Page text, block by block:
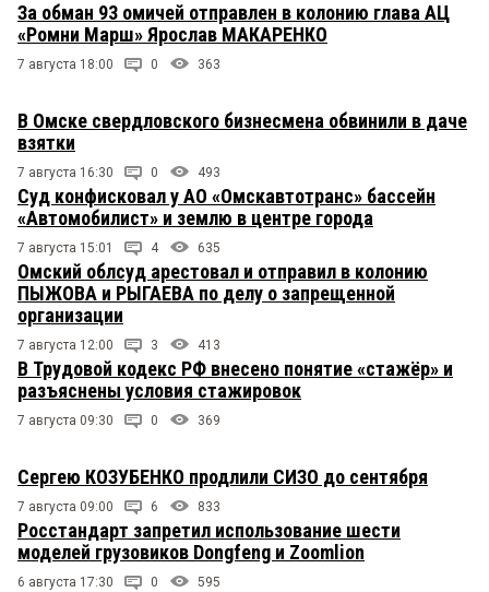
За обман 93 омичей отправлен в колонию глава АЦ
«Ромни Марш» Ярослав МАКАРЕНКО
7 августа 18:00 0 363
В Омске свердловского бизнесмена обвинили в даче
взятки
7 августа 16:30 0 493
Суд конфисковал у АО «Омскавтотранс» бассейн
«Автомобилист» и землю в центре города
7 августа 15:01 4 635
Омский облсуд арестовал и отправил в колонию
ПЫЖОВА и РЫГАЕВА по делу о запрещенной
организации
7 августа 12:00 3 413
В Трудовой кодекс РФ внесено понятие «стажёр» и
разъяснены условия стажировок
7 августа 09:30 0 369
Сергею КОЗУБЕНКО продлили СИЗО до сентября
7 августа 09:00 6 833
Росстандарт запретил использование шести
моделей грузовиков Dongfeng и Zoomlion
6 августа 17:30 0 595